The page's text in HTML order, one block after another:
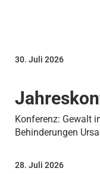
30. Juli 2026
Konferenz: Gewalt
Behinderungen
28. Juli 2026